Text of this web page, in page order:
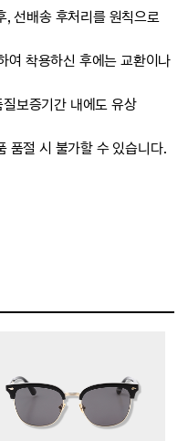
, 선배송 후처리를 원칙으로
여 착용하신 후에는 교환이나
보증기간 내에도 유상
품절 시 불가할 수 있습니다.